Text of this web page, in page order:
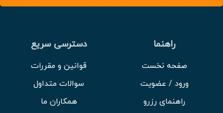
راهنما
صفحه نخست
ورود / عضویت
راهنمای رزرو
دسترسی سریع
قوانین و مقررات
سوالات متداول
همکاران ما